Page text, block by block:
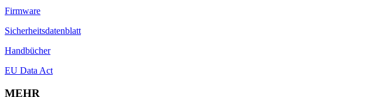
Firmware
Sicherheitsdatenblatt
Handbücher
EU Data Act
MEHR